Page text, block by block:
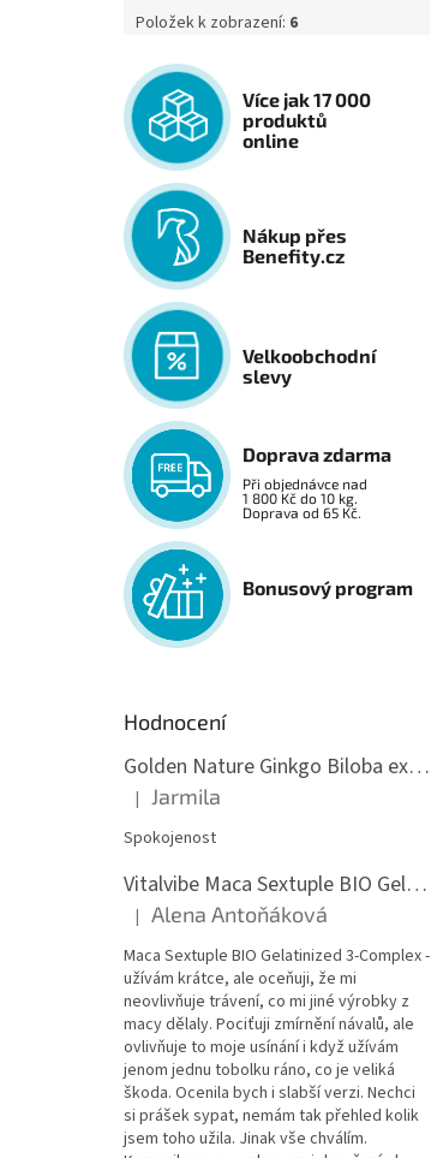
Položek k zobrazení: 6
Více jak 17 000
produktů
online
Nákup přes
Benefity.cz
Velkoobchodní
slevy
Doprava zdarma
Při objednávce nad
1 800 Kč do 10 kg.
Doprava od 65 Kč.
Bonusový program
Hodnocení
Golden Nature Ginkgo Biloba extrakt 50:1 60mg, 100 kapslí
Hodnocení produktu je 5 z 5 hvězdiček.
| Jarmila
Spokojenost
Vitalvibe Maca Sextuple BIO Gelatinized 3-Complex, 60 kapslí
Hodnocení produktu je 5 z 5 hvězdiček.
| Alena Antoňáková
Maca Sextuple BIO Gelatinized 3-Complex -
užívám krátce, ale oceňuji, že mi
neovlivňuje trávení, co mi jiné výrobky z
macy dělaly. Pociťuji zmírnění návalů, ale
ovlivňuje to moje usínání i když užívám
jenom jednu tobolku ráno, co je veliká
škoda. Ocenila bych i slabší verzi. Nechci
si prášek sypat, nemám tak přehled kolik
jsem toho užila. Jinak vše chválím.